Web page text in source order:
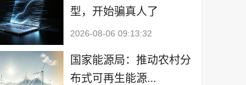
型，开始骗真人了
2026-08-06 09:13:32
国家能源局：推动农村分
布式可再生能源...